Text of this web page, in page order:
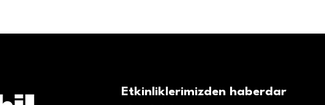
Etkinliklerimizden haberdar